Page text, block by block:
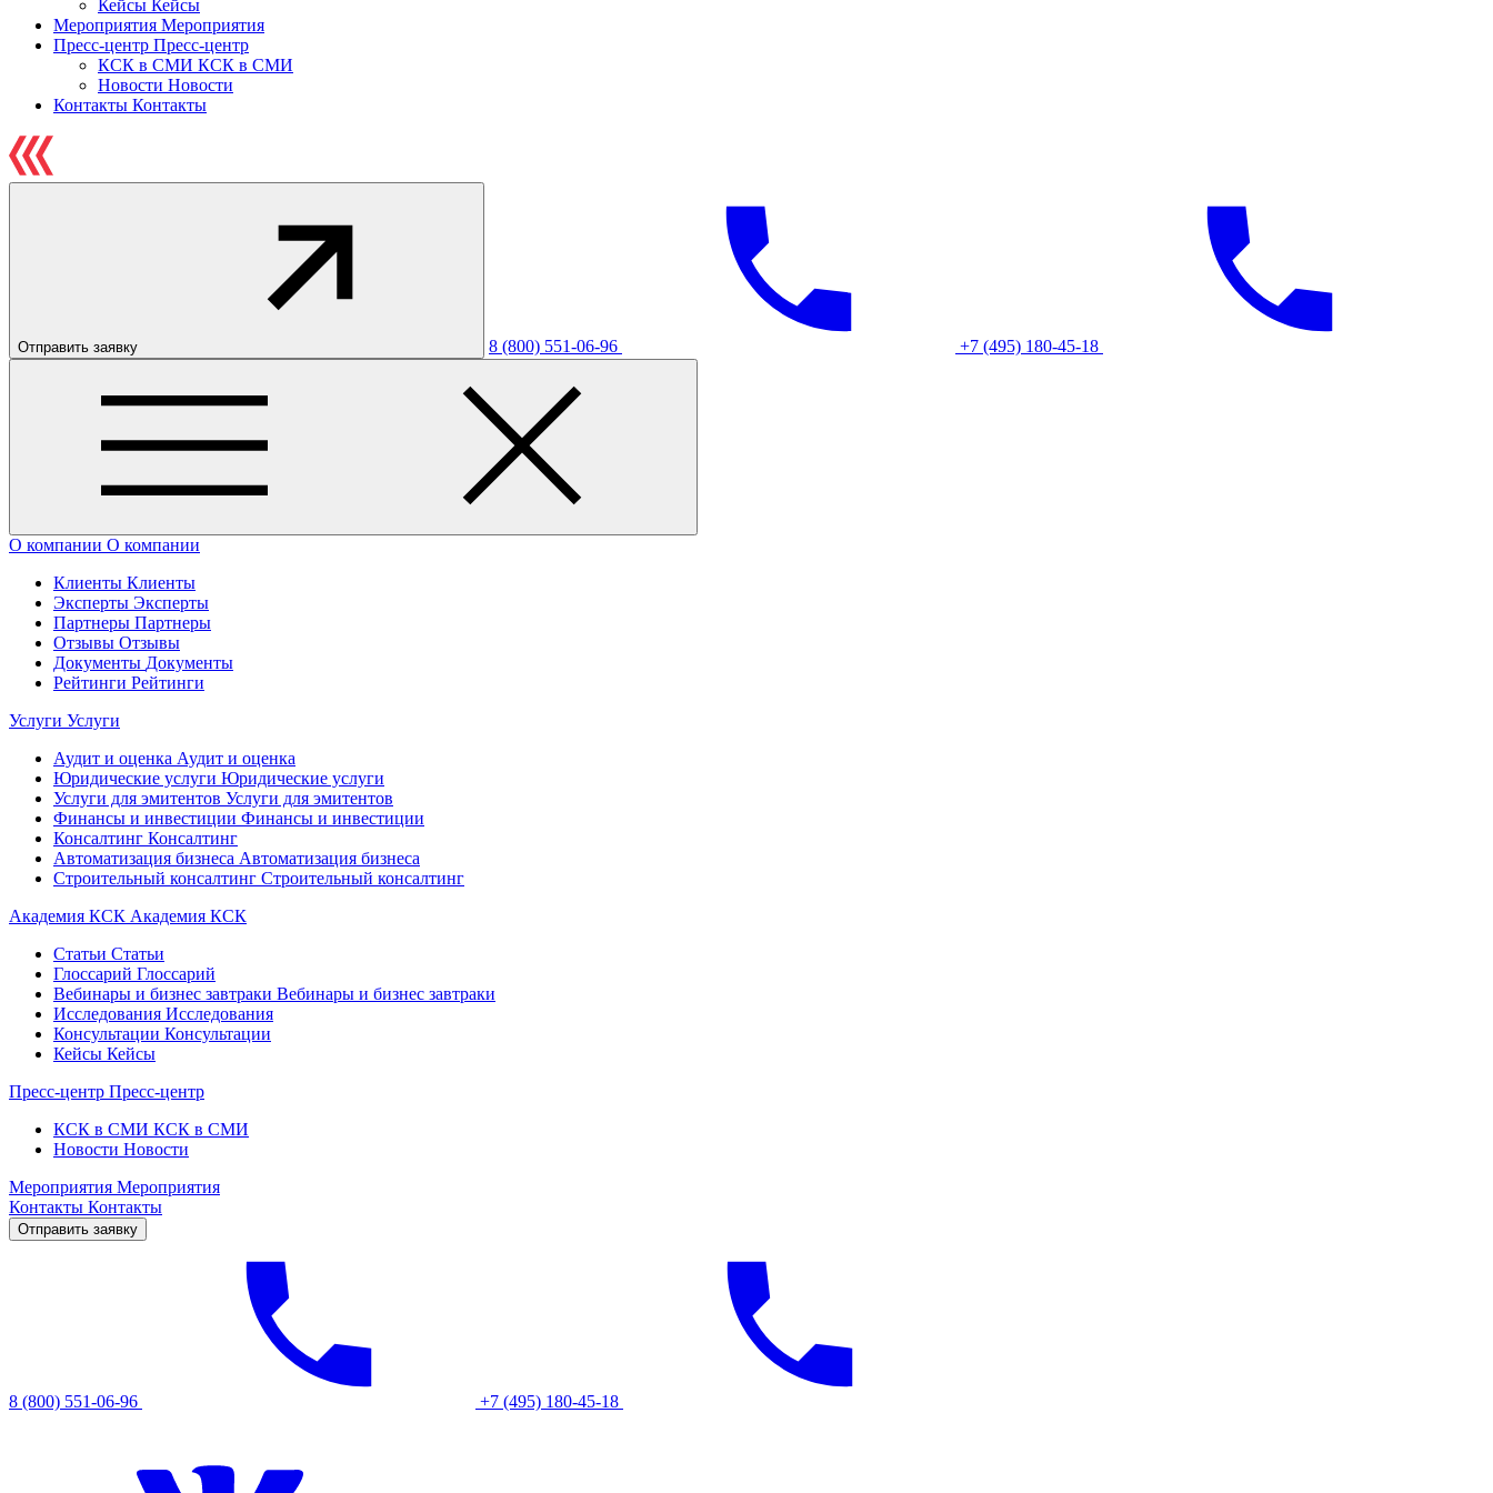
Кейсы Кейсы
Мероприятия Мероприятия
Пресс-центр Пресс-центр
КСК в СМИ КСК в СМИ
Новости Новости
Контакты Контакты
Отправить заявку 8 (800) 551-06-96 +7 (495) 180-45-18
О компании О компании
Клиенты Клиенты
Эксперты Эксперты
Партнеры Партнеры
Отзывы Отзывы
Документы Документы
Рейтинги Рейтинги
Услуги Услуги
Аудит и оценка Аудит и оценка
Юридические услуги Юридические услуги
Услуги для эмитентов Услуги для эмитентов
Финансы и инвестиции Финансы и инвестиции
Консалтинг Консалтинг
Автоматизация бизнеса Автоматизация бизнеса
Строительный консалтинг Строительный консалтинг
Академия КСК Академия КСК
Статьи Статьи
Глоссарий Глоссарий
Вебинары и бизнес завтраки Вебинары и бизнес завтраки
Исследования Исследования
Консультации Консультации
Кейсы Кейсы
Пресс-центр Пресс-центр
КСК в СМИ КСК в СМИ
Новости Новости
Мероприятия Мероприятия
Контакты Контакты
Отправить заявку
8 (800) 551-06-96 +7 (495) 180-45-18